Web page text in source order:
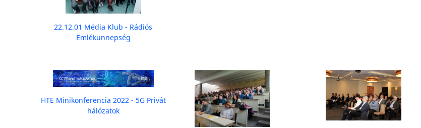
22.12.01 Média Klub - Rádiós
Emlékünnepség
HTE Minikonferencia 2022 - 5G Privát
hálózatok